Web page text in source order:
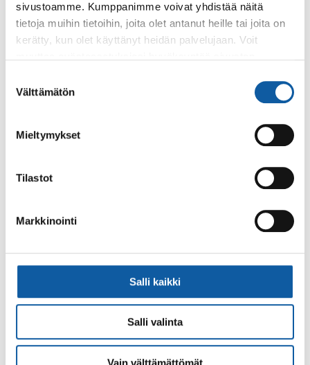
sivustoamme. Kumppanimme voivat yhdistää näitä
tietoja muihin tietoihin, joita olet antanut heille tai joita on
kerätty, kun olet käyttänyt heidän palvelujaan. Voit
valinta
Välttämätön
Mieltymykset
Tilastot
Markkinointi
Salli kaikki
Salli valinta
Vain välttämättömät
Asiasanat
hanke
Käyntiosoite: Vistantie 18